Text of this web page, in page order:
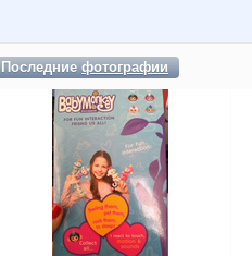
Последниефотографии